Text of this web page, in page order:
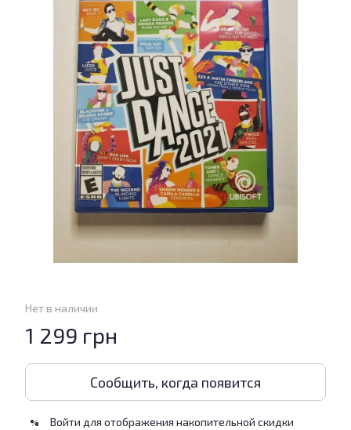
Нет в наличии
1 299 грн
Сообщить, когда появится
% Войти для отображения накопительной скидки